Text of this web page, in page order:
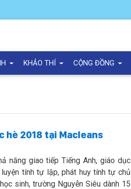
KHẢO THÍ CỘNG ĐỒNG
hè 2018 tại Macleans
năng giao tiếp Tiếng Anh, giáo dục
tính tự lập, phát huy tính tự chủ
sinh, trường Nguyễn Siêu dành 15